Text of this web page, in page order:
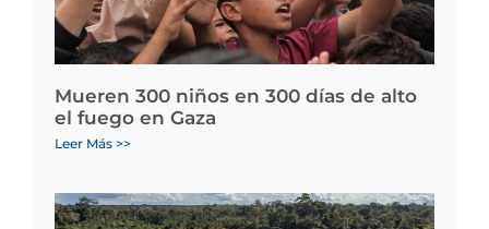
Mueren 300 niños en 300 días de alto
el fuego en Gaza
Leer Más >>